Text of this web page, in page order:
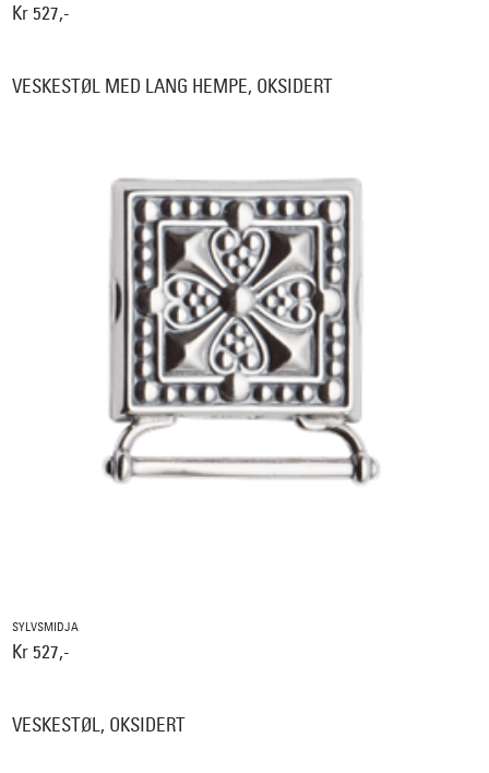
Kr 527,-
VESKESTØL MED LANG HEMPE, OKSIDERT
SYLVSMIDJA
Kr 527,-
VESKESTØL, OKSIDERT